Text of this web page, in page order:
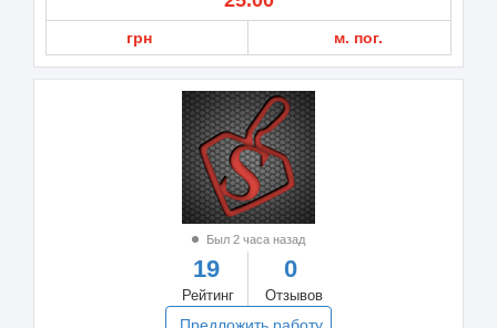
грн м. пог.
Был 2 часа назад
19
Рейтинг
0
Отзывов
Предложить работу